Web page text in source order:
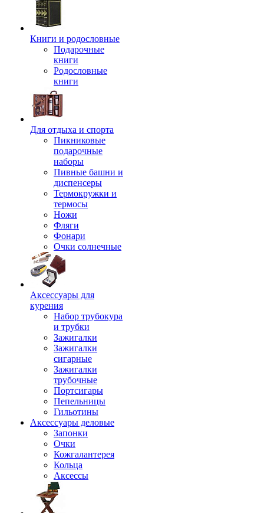
Книги и родословные
Подарочные
книги
Родословные
книги
Для отдыха и спорта
Пикниковые
подарочные
наборы
Пивные башни и
диспенсеры
Термокружки и
термосы
Ножи
Фляги
Фонари
Очки солнечные
Аксессуары для
курения
Набор трубокура
и трубки
Зажигалки
Зажигалки
сигарные
Зажигалки
трубочные
Портсигары
Пепельницы
Гильотины
Аксессуары деловые
Запонки
Очки
Кожгалантерея
Кольца
Аксессы